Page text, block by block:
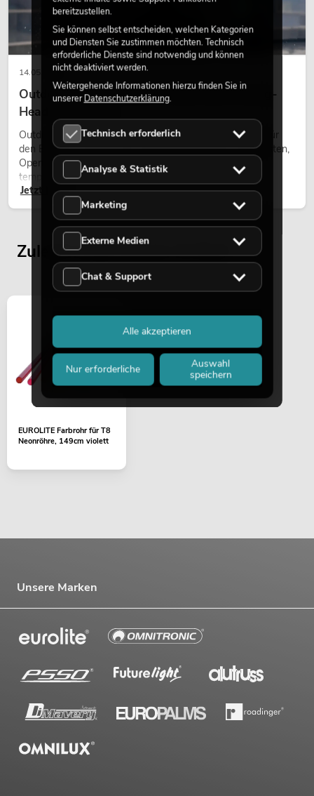
14.05.2026
Outdoor Moving-Heads: Wetterfeste Moving-
Heads bei Events
Outdoor Moving-Heads sind bewegliche Scheinwerfer für
den Einsatz im Freien. Sie werden bei Festivals, Stadtfesten,
Open-Air-Konzerten, Architekturinszenierungen und
temporären Außeninstallationen eingesetzt.
Jetzt lesen
Zuletzt angesehene Artikel
EUROLITE Farbrohr für T8
Neonröhre, 149cm violett
Unsere Marken
bereitzustellen.
Sie können selbst entscheiden, welchen Kategorien
und Diensten Sie zustimmen möchten. Technisch
erforderliche Dienste sind notwendig und können
nicht deaktiviert werden.
Weitergehende Informationen hierzu finden Sie in
unsererDatenschutzerklärung.
Technisch erforderlich
Analyse & Statistik
Marketing
Externe Medien
Chat & Support
Nur erforderliche
Auswahl
speichern
Alle akzeptieren